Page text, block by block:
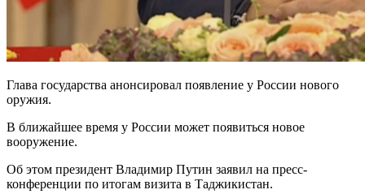
Глава государства анонсировал появление у России нового
оружия.
В ближайшее время у России может появиться новое
вооружение.
Об этом президент Владимир Путин заявил на пресс-
конференции по итогам визита в Таджикистан.